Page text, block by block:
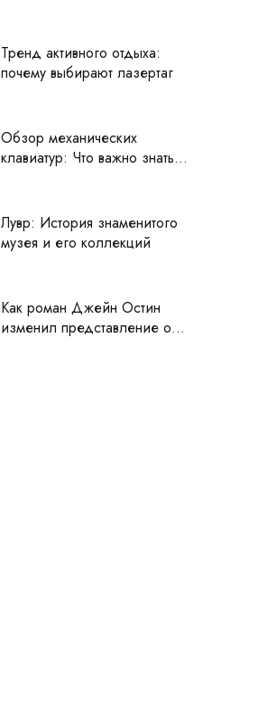
Тренд активного отдыха:
почему выбирают лазертаг
Обзор механических
клавиатур: Что важно знать
Лувр: История знаменитого
музея и его коллекций
Как роман Джейн Остин
изменил представление о